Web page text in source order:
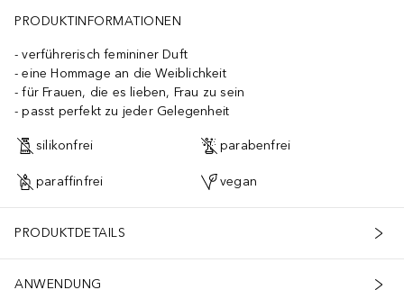
PRODUKTINFORMATIONEN
verführerisch femininer Duft
eine Hommage an die Weiblichkeit
für Frauen, die es lieben, Frau zu sein
passt perfekt zu jeder Gelegenheit
silikonfrei parabenfrei
paraffinfrei vegan
PRODUKTDETAILS
ANWENDUNG